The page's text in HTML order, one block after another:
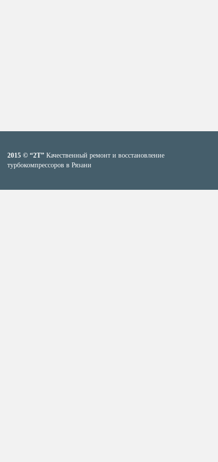
2015 © “2T” Качественный ремонт и восстановление
турбокомпрессоров в Рязани